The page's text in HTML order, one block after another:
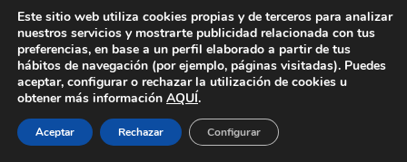
(Carlos Ares) Siempre fue mi intención
convertirme en intérprete, lo intenté en mis
inicios, pero no estaba preparado y fue
bastante frustrante. Tardé todos estos años en
formarme y encontrar una dirección artística con
la que me sintiera al 100% identificado.
Este sitio web utiliza cookies propias y de terceros para analizar
nuestros servicios y mostrarte publicidad relacionada con tus
preferencias, en base a un perfil elaborado a partir de tus
hábitos de navegación (por ejemplo, páginas visitadas). Puedes
aceptar, configurar o rechazar la utilización de cookies u
obtener más información AQUÍ.
Aceptar Rechazar Configurar